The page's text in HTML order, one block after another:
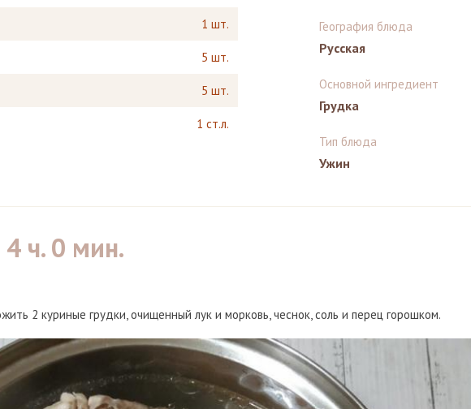
1 шт.
5 шт.
5 шт.
1 ст.л.
География блюда
Русская
Основной ингредиент
Грудка
Тип блюда
Ужин
4 ч. 0 мин.
2 куриные грудки, очищенный лук и морковь, чеснок, соль и перец горошком.